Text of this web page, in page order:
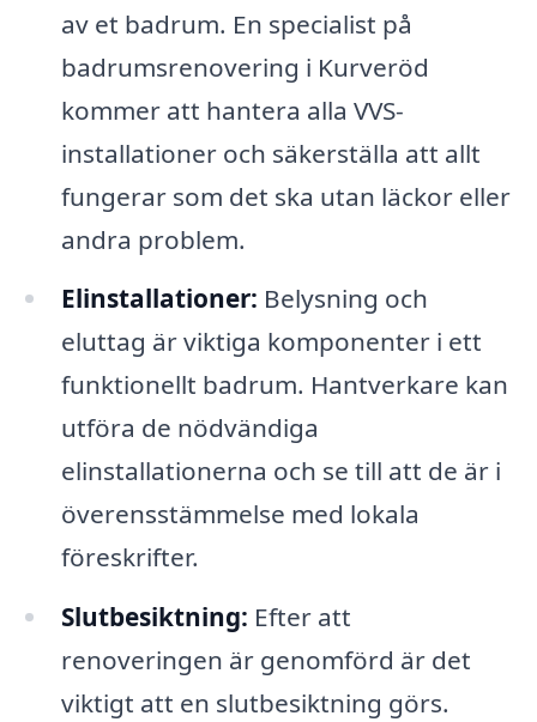
av et badrum. En specialist på
badrumsrenovering i Kurveröd
kommer att hantera alla VVS-
installationer och säkerställa att allt
fungerar som det ska utan läckor eller
andra problem.
Elinstallationer: Belysning och
eluttag är viktiga komponenter i ett
funktionellt badrum. Hantverkare kan
utföra de nödvändiga
elinstallationerna och se till att de är i
överensstämmelse med lokala
föreskrifter.
Slutbesiktning: Efter att
renoveringen är genomförd är det
viktigt att en slutbesiktning görs.